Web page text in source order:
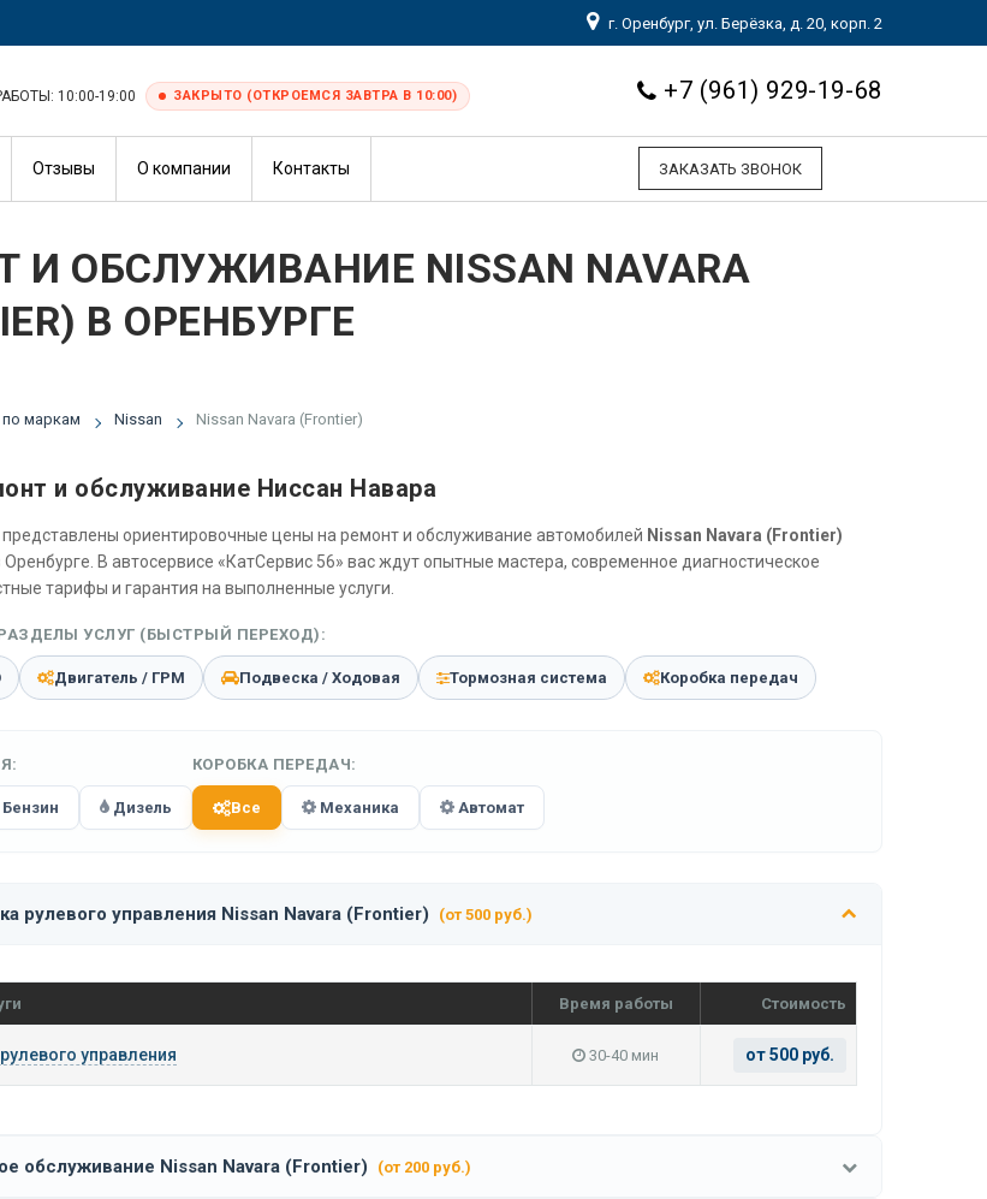
г. Оренбург, ул. Берёзка, д. 20, корп. 2
+7 (961) 929-19-68
10:00-19:00 ЗАКРЫТО (ОТКРОЕМСЯ ЗАВТРА В 10:00)
ЗАКАЗАТЬ ЗВОНОК
Отзывы О компании Контакты
И ОБСЛУЖИВАНИЕ NISSAN NAVARA
В ОРЕНБУРГЕ
маркам Nissan Nissan Navara (Frontier)
и обслуживание Ниссан Навара
ориентировочные цены на ремонт и обслуживание автомобилей Nissan Navara (Frontier)
Оренбурге. В автосервисе «КатСервис 56» вас ждут опытные мастера, современное диагностическое
тарифы и гарантия на выполненные услуги.
УСЛУГ (БЫСТРЫЙ ПЕРЕХОД):
Двигатель / ГРМ Подвеска / Ходовая Тормозная система Коробка передач
Бензин Дизель
КОРОБКА ПЕРЕДАЧ:
Все Механика Автомат
рулевого управления Nissan Navara (Frontier) (от 500 руб.)
Время работы Стоимость
управления 30-40 мин от 500 руб.
обслуживание Nissan Navara (Frontier) (от 200 руб.)